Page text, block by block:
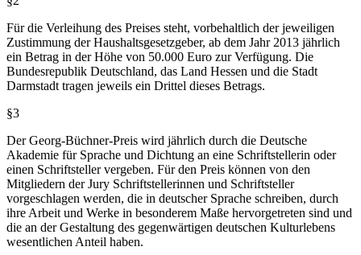
Für die Verleihung des Preises steht, vorbehaltlich der jeweiligen
Zustimmung der Haushaltsgesetzgeber, ab dem Jahr 2013 jährlich
ein Betrag in der Höhe von 50.000 Euro zur Verfügung. Die
Bundesrepublik Deutschland, das Land Hessen und die Stadt
Darmstadt tragen jeweils ein Drittel dieses Betrags.
§3
Der Georg-Büchner-Preis wird jährlich durch die Deutsche
Akademie für Sprache und Dichtung an eine Schriftstellerin oder
einen Schriftsteller vergeben. Für den Preis können von den
Mitgliedern der Jury Schriftstellerinnen und Schriftsteller
vorgeschlagen werden, die in deutscher Sprache schreiben, durch
ihre Arbeit und Werke in besonderem Maße hervorgetreten sind und
die an der Gestaltung des gegenwärtigen deutschen Kulturlebens
wesentlichen Anteil haben.